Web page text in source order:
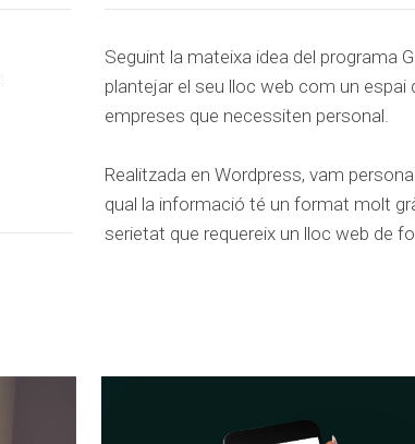
Seguint la mateixa idea del programa
plantejar el seu lloc web com un
empreses que necessiten personal.
Realitzada en Wordpress, vam
qual la informació té un format molt
serietat que requereix un lloc web de